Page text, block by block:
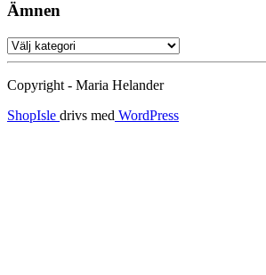
Ämnen
Ämnen
Copyright - Maria Helander
ShopIsle drivs med WordPress